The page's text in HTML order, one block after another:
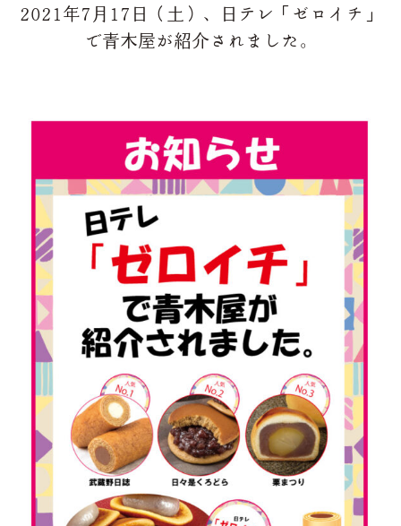
2021年7月17日（土）、日テレ「ゼロイチ」
で青木屋が紹介されました。